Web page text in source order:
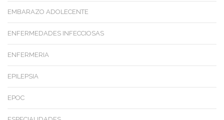
EMBARAZO ADOLECENTE
ENFERMEDADES INFECCIOSAS
ENFERMERIA
EPILEPSIA
EPOC